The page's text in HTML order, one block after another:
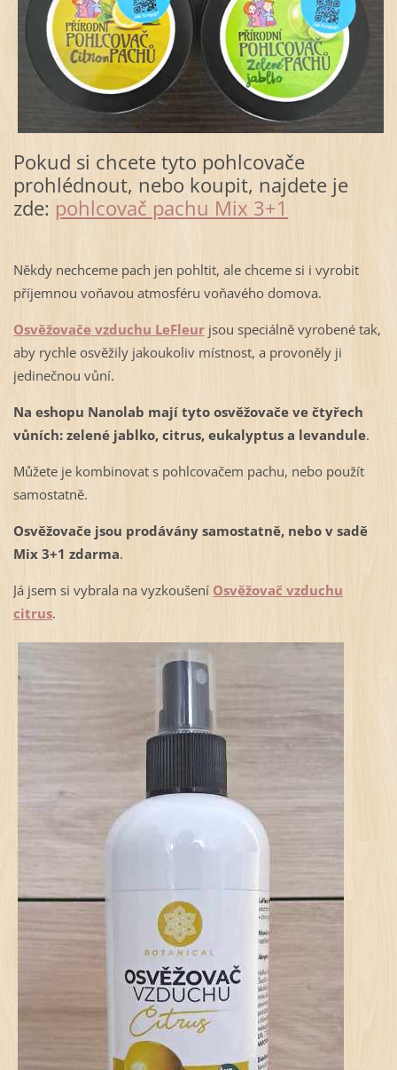
Pokud si chcete tyto pohlcovače
prohlédnout, nebo koupit, najdete je
zde: pohlcovač pachu Mix 3+1
Někdy nechceme pach jen pohltit, ale chceme si i vyrobit
příjemnou voňavou atmosféru voňavého domova.
Osvěžovače vzduchu LeFleurjsou speciálně vyrobené tak,
aby rychle osvěžily jakoukoliv místnost, a provoněly ji
jedinečnou vůní.
Na eshopu Nanolab mají tyto osvěžovače ve čtyřech
vůních: zelené jablko, citrus, eukalyptus a levandule.
Můžete je kombinovat s pohlcovačem pachu, nebo použít
samostatně.
Osvěžovače jsou prodávány samostatně, nebo v sadě
Mix 3+1 zdarma.
Já jsem si vybrala na vyzkoušení Osvěžovač vzduchu
citrus.